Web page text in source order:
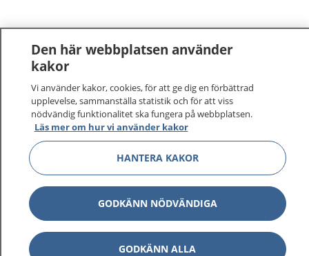
Den här webbplatsen använder
kakor
Vi använder kakor, cookies, för att ge dig en förbättrad
upplevelse, sammanställa statistik och för att viss
nödvändig funktionalitet ska fungera på webbplatsen.
Läs mer om hur vi använder kakor
HANTERA KAKOR
GODKÄNN NÖDVÄNDIGA
GODKÄNN ALLA